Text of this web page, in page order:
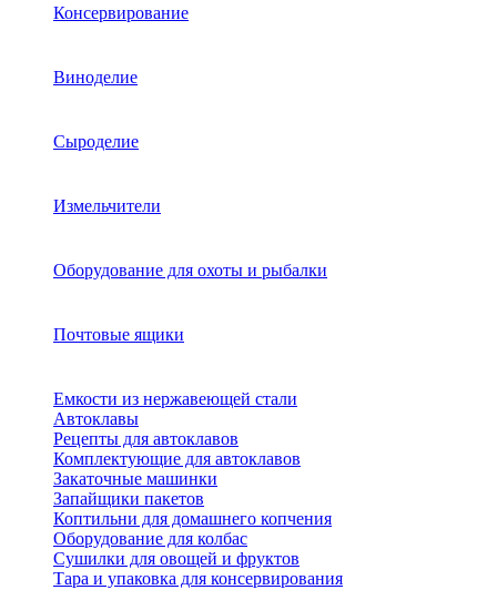
Консервирование
Виноделие
Сыроделие
Измельчители
Оборудование для охоты и рыбалки
Почтовые ящики
Емкости из нержавеющей стали
Автоклавы
Рецепты для автоклавов
Комплектующие для автоклавов
Закаточные машинки
Запайщики пакетов
Коптильни для домашнего копчения
Оборудование для колбас
Сушилки для овощей и фруктов
Тара и упаковка для консервирования